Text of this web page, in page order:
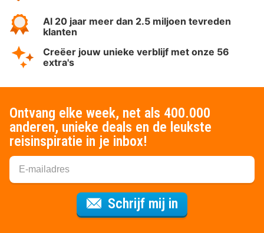
Al 20 jaar meer dan 2.5 miljoen tevreden
klanten
Creëer jouw unieke verblijf met onze 56
extra's
Ontvang elke week, net als 400.000
anderen, unieke deals en de leukste
reisinspiratie in je inbox!
Schrijf mij in